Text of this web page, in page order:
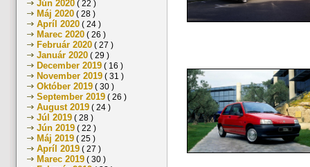
Jún 2020 ( 22 )
Máj 2020 ( 28 )
Apríl 2020 ( 24 )
Marec 2020 ( 26 )
Február 2020 ( 27 )
Január 2020 ( 29 )
December 2019 ( 16 )
November 2019 ( 31 )
Október 2019 ( 30 )
September 2019 ( 26 )
August 2019 ( 24 )
Júl 2019 ( 28 )
Jún 2019 ( 22 )
Máj 2019 ( 25 )
Apríl 2019 ( 27 )
Marec 2019 ( 30 )